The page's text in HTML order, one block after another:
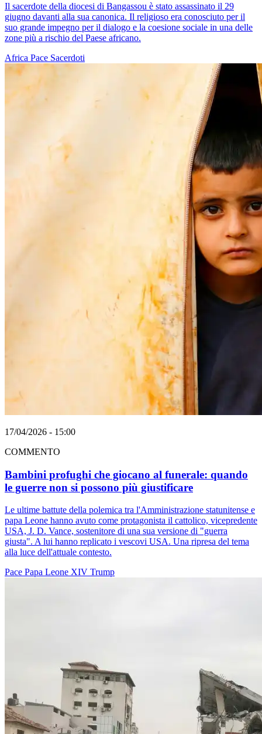
Il sacerdote della diocesi di Bangassou è stato assassinato il 29
giugno davanti alla sua canonica. Il religioso era conosciuto per il
suo grande impegno per il dialogo e la coesione sociale in una delle
zone più a rischio del Paese africano.
Africa Pace Sacerdoti
17/04/2026 - 15:00
COMMENTO
Bambini profughi che giocano al funerale: quando
le guerre non si possono più giustificare
Le ultime battute della polemica tra l'Amministrazione statunitense e
papa Leone hanno avuto come protagonista il cattolico, vicepredente
USA, J. D. Vance, sostenitore di una sua versione di "guerra
giusta". A lui hanno replicato i vescovi USA. Una ripresa del tema
alla luce dell'attuale contesto.
Pace Papa Leone XIV Trump